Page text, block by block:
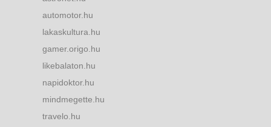
automotor.hu
lakaskultura.hu
gamer.origo.hu
likebalaton.hu
napidoktor.hu
mindmegette.hu
travelo.hu